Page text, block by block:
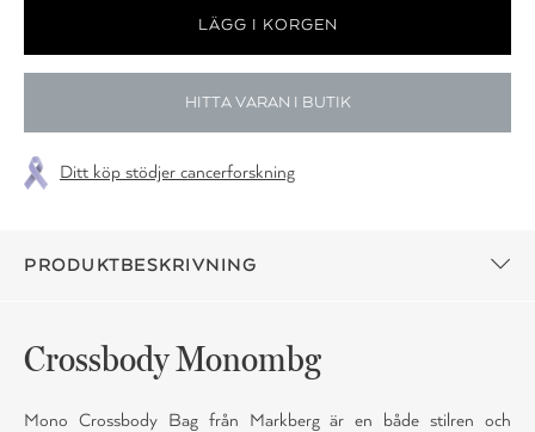
HITTA VARAN I BUTIK
Ditt köp stödjer cancerforskning
PRODUKTBESKRIVNING
Crossbody Monombg
Mono Crossbody Bag från Markberg är en både stilren och